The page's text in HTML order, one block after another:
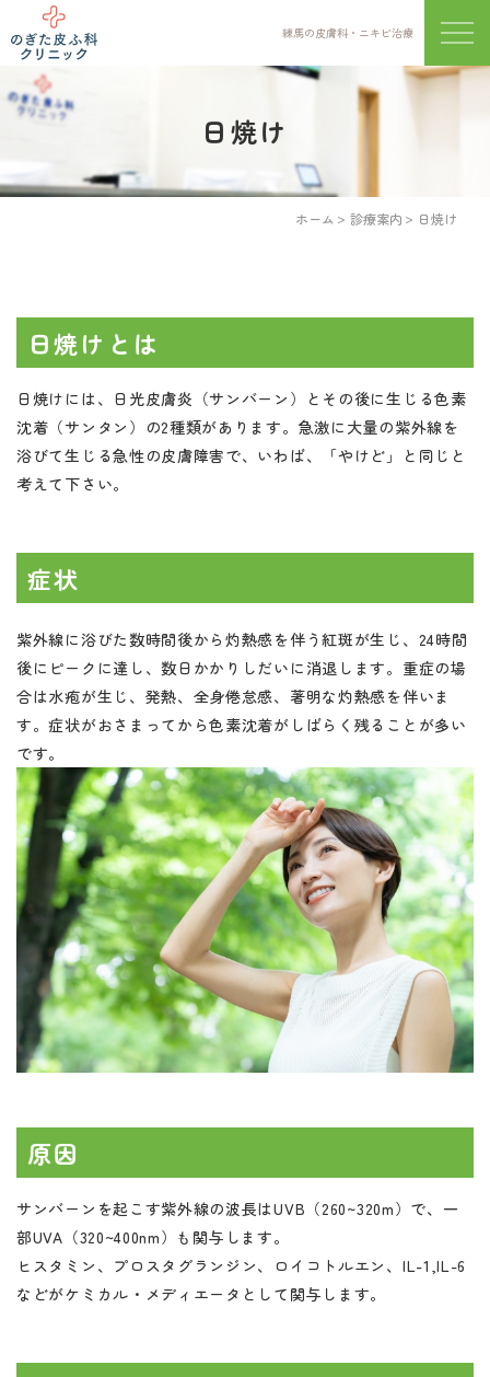
練馬の皮膚科・ニキビ治療 メニ
日焼け
ホーム 診療案内 日焼け
日焼けとは
日焼けには、日光皮膚炎（サンバーン）とその後に生じる色素
沈着（サンタン）の2種類があります。急激に大量の紫外線を
浴びて生じる急性の皮膚障害で、いわば、「やけど」と同じと
考えて下さい。
症状
紫外線に浴びた数時間後から灼熱感を伴う紅斑が生じ、24時間
後にピークに達し、数日かかりしだいに消退します。重症の場
合は水疱が生じ、発熱、全身倦怠感、著明な灼熱感を伴いま
す。症状がおさまってから色素沈着がしばらく残ることが多い
です。
原因
サンバーンを起こす紫外線の波長はUVB（260~320m）で、一
部UVA（320~400nm）も関与します。
ヒスタミン、プロスタグランジン、ロイコトルエン、IL-1,IL-6
などがケミカル・メディエータとして関与します。